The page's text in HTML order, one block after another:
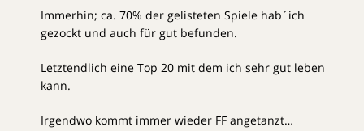
Immerhin; ca. 70% der gelisteten Spiele hab´ich
gezockt und auch für gut befunden.
Letztendlich eine Top 20 mit dem ich sehr gut leben
kann.
Irgendwo kommt immer wieder FF angetanzt…